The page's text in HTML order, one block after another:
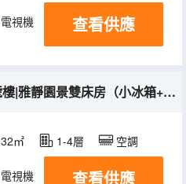
電視機 冰箱
查看供應
3號樓|雅靜園景雙床房（小冰箱+加濕器+熨燙機）
32㎡ 1-4層 空調
電視機 冰箱
查看供應